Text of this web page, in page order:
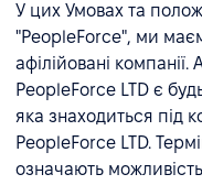
У цих Умовах та
"PeopleForce", ми
афілійовані
PeopleForce LTD є
яка знаходиться під
PeopleForce LTD.
означають